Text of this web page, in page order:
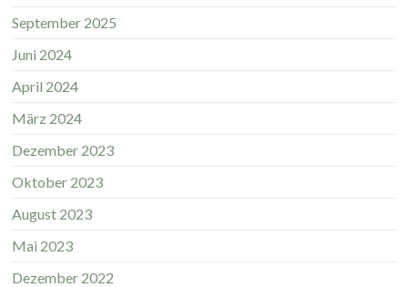
September 2025
Juni 2024
April 2024
März 2024
Dezember 2023
Oktober 2023
August 2023
Mai 2023
Dezember 2022